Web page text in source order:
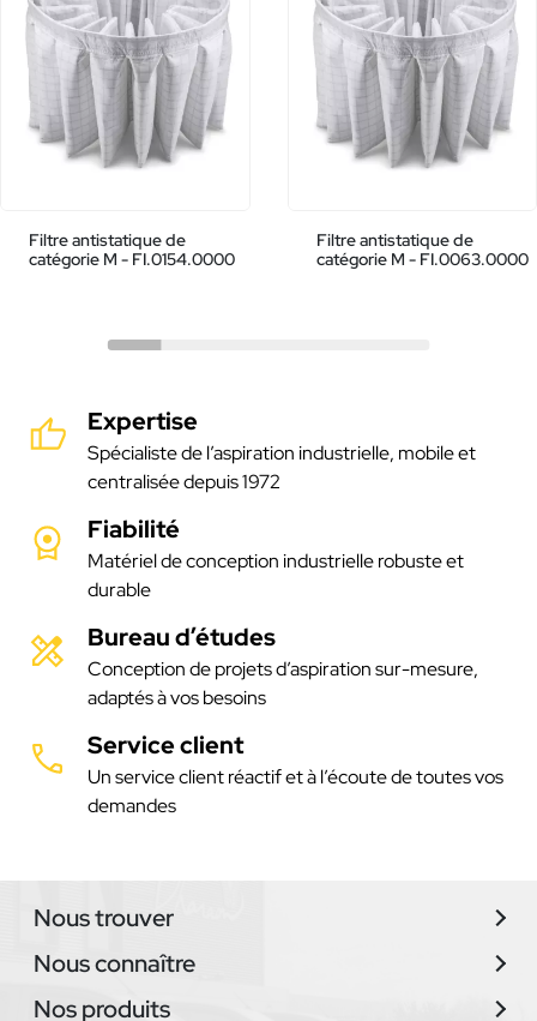
Filtre antistatique de
catégorie M - FI.0154.0000
Filtre antistatique de
catégorie M - FI.0063.0000
Expertise
Spécialiste de l’aspiration industrielle, mobile et
centralisée depuis 1972
Fiabilité
Matériel de conception industrielle robuste et
durable
Bureau d’études
Conception de projets d’aspiration sur-mesure,
adaptés à vos besoins
Service client
Un service client réactif et à l’écoute de toutes vos
demandes
Nous trouver
Nous connaître
Nos produits